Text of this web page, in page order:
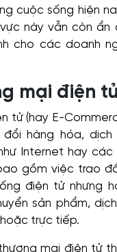
cuộc sống hiện
này vẫn còn ẩn
cho các doanh
mại điện
tử (hay E-
đổi hàng hóa,
Internet hay các
gồm việc trao
điện tử nhưng
sản phẩm,
trực tiếp.
mại điện tử